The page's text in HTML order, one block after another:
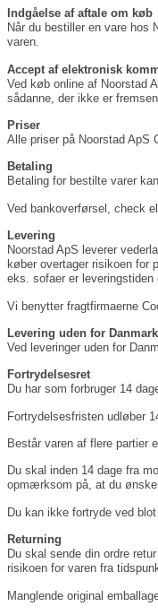
Indgåelse af aftale om køb
Når du bestiller en vare hos
varen.
Accept af elektronisk
Ved køb online af Noorstad
sådanne, der ikke er
Priser
Alle priser på Noorstad ApS
Betaling
Betaling for bestilte varer
Ved bankoverførsel, check
Levering
Noorstad ApS leverer
køber overtager risikoen for
eks. sofaer er
Vi benytter fragtfirmaerne
Levering uden for Danmark
Ved leveringer uden for
Fortrydelsesret
Du har som forbruger 14
Fortrydelsesfristen udløber
Består varen af flere partier
Du skal inden 14 dage fra
opmærksom på, at du
Du kan ikke fortryde ved
Returning
Du skal sende din ordre
risikoen for varen fra
Manglende original